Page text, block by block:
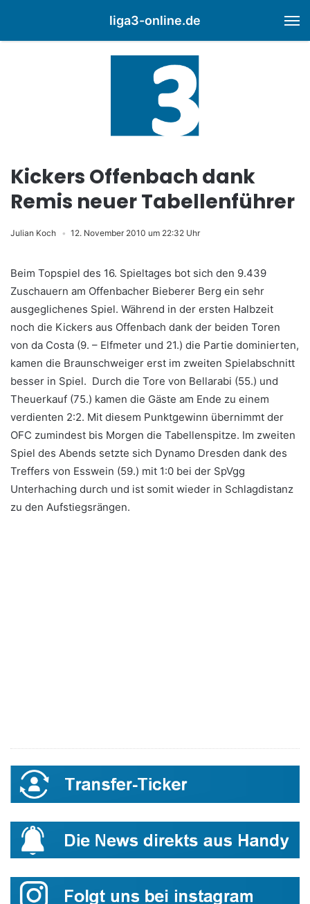
liga3-online.de
Kickers Offenbach dank
Remis neuer Tabellenführer
Julian Koch 12. November 2010 um 22:32 Uhr
Beim Topspiel des 16. Spieltages bot sich den 9.439
Zuschauern am Offenbacher Bieberer Berg ein sehr
ausgeglichenes Spiel. Während in der ersten Halbzeit
noch die Kickers aus Offenbach dank der beiden Toren
von da Costa (9. – Elfmeter und 21.) die Partie dominierten,
kamen die Braunschweiger erst im zweiten Spielabschnitt
besser in Spiel. Durch die Tore von Bellarabi (55.) und
Theuerkauf (75.) kamen die Gäste am Ende zu einem
verdienten 2:2. Mit diesem Punktgewinn übernimmt der
OFC zumindest bis Morgen die Tabellenspitze. Im zweiten
Spiel des Abends setzte sich Dynamo Dresden dank des
Treffers von Esswein (59.) mit 1:0 bei der SpVgg
Unterhaching durch und ist somit wieder in Schlagdistanz
zu den Aufstiegsrängen.